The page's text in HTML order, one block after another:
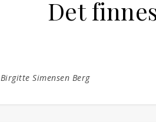
Det
Birgitte Simensen Berg